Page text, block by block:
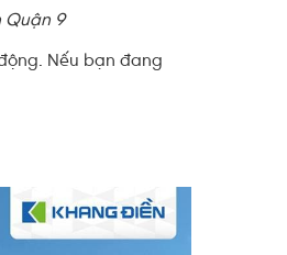
Quận 9
Nếu bạn đang